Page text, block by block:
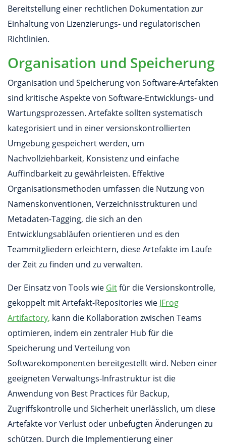
Bereitstellung einer rechtlichen Dokumentation zur
Einhaltung von Lizenzierungs- und regulatorischen
Richtlinien.
Organisation und Speicherung
Organisation und Speicherung von Software-Artefakten
sind kritische Aspekte von Software-Entwicklungs- und
Wartungsprozessen. Artefakte sollten systematisch
kategorisiert und in einer versionskontrollierten
Umgebung gespeichert werden, um
Nachvollziehbarkeit, Konsistenz und einfache
Auffindbarkeit zu gewährleisten. Effektive
Organisationsmethoden umfassen die Nutzung von
Namenskonventionen, Verzeichnisstrukturen und
Metadaten-Tagging, die sich an den
Entwicklungsabläufen orientieren und es den
Teammitgliedern erleichtern, diese Artefakte im Laufe
der Zeit zu finden und zu verwalten.
Der Einsatz von Tools wie Gitfür die Versionskontrolle,
gekoppelt mit Artefakt-Repositories wie JFrog
Artifactory, kann die Kollaboration zwischen Teams
optimieren, indem ein zentraler Hub für die
Speicherung und Verteilung von
Softwarekomponenten bereitgestellt wird. Neben einer
geeigneten Verwaltungs-Infrastruktur ist die
Anwendung von Best Practices für Backup,
Zugriffskontrolle und Sicherheit unerlässlich, um diese
Artefakte vor Verlust oder unbefugten Änderungen zu
schützen. Durch die Implementierung einer